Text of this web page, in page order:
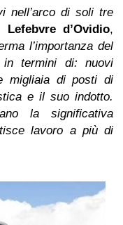
nell’arco di soli tre
Lefebvre d’Ovidio,
l’importanza del
termini di: nuovi
migliaia di posti di
e il suo indotto.
la significativa
lavoro a più di